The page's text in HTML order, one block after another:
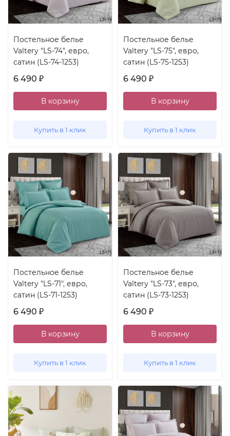
Постельное белье
Valtery "LS-74", евро,
сатин (LS-74-1253)
6 490 ₽
В корзину
Купить в 1 клик
Постельное белье
Valtery "LS-75", евро,
сатин (LS-75-1253)
6 490 ₽
В корзину
Купить в 1 клик
Постельное белье
Valtery "LS-71", евро,
сатин (LS-71-1253)
6 490 ₽
В корзину
Купить в 1 клик
Постельное белье
Valtery "LS-73", евро,
сатин (LS-73-1253)
6 490 ₽
В корзину
Купить в 1 клик